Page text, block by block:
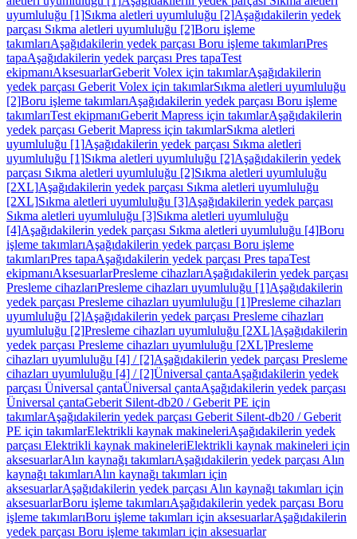
uyumluluğu [1]Sıkma aletleri uyumluluğu [2]Aşağıdakilerin yedek
parçası Sıkma aletleri uyumluluğu [2]Boru işleme
takımlarıAşağıdakilerin yedek parçası Boru işleme takımlarıPres
tapaAşağıdakilerin yedek parçası Pres tapaTest
ekipmanıAksesuarlarGeberit Volex için takımlarAşağıdakilerin
yedek parçası Geberit Volex için takımlarSıkma aletleri uyumluluğu
[2]Boru işleme takımlarıAşağıdakilerin yedek parçası Boru işleme
takımlarıTest ekipmanıGeberit Mapress için takımlarAşağıdakilerin
yedek parçası Geberit Mapress için takımlarSıkma aletleri
uyumluluğu [1]Aşağıdakilerin yedek parçası Sıkma aletleri
uyumluluğu [1]Sıkma aletleri uyumluluğu [2]Aşağıdakilerin yedek
parçası Sıkma aletleri uyumluluğu [2]Sıkma aletleri uyumluluğu
[2XL]Aşağıdakilerin yedek parçası Sıkma aletleri uyumluluğu
[2XL]Sıkma aletleri uyumluluğu [3]Aşağıdakilerin yedek parçası
Sıkma aletleri uyumluluğu [3]Sıkma aletleri uyumluluğu
[4]Aşağıdakilerin yedek parçası Sıkma aletleri uyumluluğu [4]Boru
işleme takımlarıAşağıdakilerin yedek parçası Boru işleme
takımlarıPres tapaAşağıdakilerin yedek parçası Pres tapaTest
ekipmanıAksesuarlarPresleme cihazlarıAşağıdakilerin yedek parçası
Presleme cihazlarıPresleme cihazları uyumluluğu [1]Aşağıdakilerin
yedek parçası Presleme cihazları uyumluluğu [1]Presleme cihazları
uyumluluğu [2]Aşağıdakilerin yedek parçası Presleme cihazları
uyumluluğu [2]Presleme cihazları uyumluluğu [2XL]Aşağıdakilerin
yedek parçası Presleme cihazları uyumluluğu [2XL]Presleme
cihazları uyumluluğu [4] / [2]Aşağıdakilerin yedek parçası Presleme
cihazları uyumluluğu [4] / [2]Üniversal çantaAşağıdakilerin yedek
parçası Üniversal çantaÜniversal çantaAşağıdakilerin yedek parçası
Üniversal çantaGeberit Silent-db20 / Geberit PE için
takımlarAşağıdakilerin yedek parçası Geberit Silent-db20 / Geberit
PE için takımlarElektrikli kaynak makineleriAşağıdakilerin yedek
parçası Elektrikli kaynak makineleriElektrikli kaynak makineleri için
aksesuarlarAlın kaynağı takımlarıAşağıdakilerin yedek parçası Alın
kaynağı takımlarıAlın kaynağı takımları için
aksesuarlarAşağıdakilerin yedek parçası Alın kaynağı takımları için
aksesuarlarBoru işleme takımlarıAşağıdakilerin yedek parçası Boru
işleme takımlarıBoru işleme takımları için aksesuarlarAşağıdakilerin
yedek parçası Boru işleme takımları için aksesuarlar